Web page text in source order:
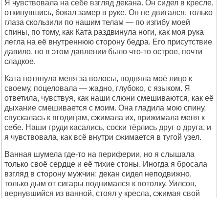
Я чувствовала на себе взгляд декана. Он сидел в кресле,
откинувшись, бокал замер в руке. Он не двигался, только
глаза скользили по нашим телам — по изгибу моей
спины, по тому, как Ката раздвинула ноги, как моя рука
легла на её внутреннюю сторону бедра. Его присутствие
давило, но в этом давлении было что-то острое, почти
сладкое.
Ката потянула меня за волосы, подняла моё лицо к
своему, поцеловала — жадно, глубоко, с языком. Я
ответила, чувствуя, как наши слюни смешиваются, как её
дыхание смешивается с моим. Она гладила мою спину,
спускалась к ягодицам, сжимала их, прижимала меня к
себе. Наши груди касались, соски тёрлись друг о друга, и
я чувствовала, как всё внутри сжимается в тугой узел.
Ванная шумела где-то на периферии, но я слышала
только своё сердце и её тихие стоны. Иногда я бросала
взгляд в сторону мужчин: декан сидел неподвижно,
только дым от сигары поднимался к потолку. Уилсон,
вернувшийся из ванной, стоял у кресла, сжимая свой